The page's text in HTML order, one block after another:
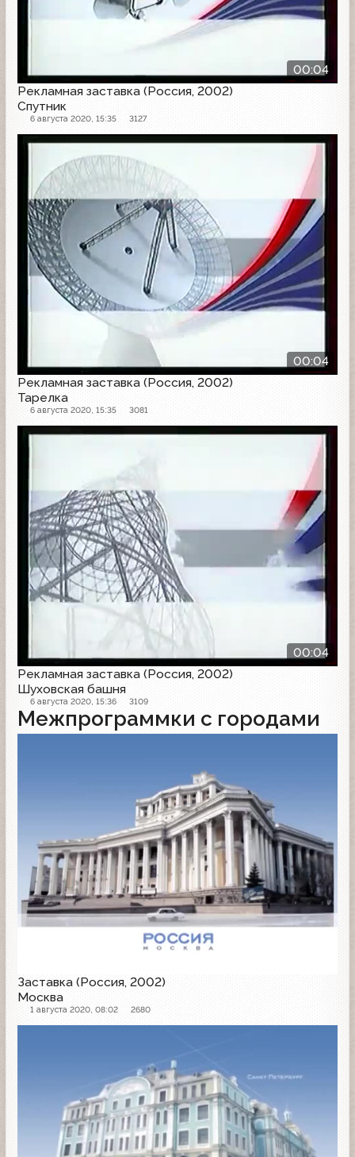
00:04
Рекламная заставка (Россия, 2002)
Спутник
6 августа 2020, 15:35 3127
00:04
Рекламная заставка (Россия, 2002)
Тарелка
6 августа 2020, 15:35 3081
Рекламная заставка
00:04
Рекламная заставка (Россия, 2002)
Шуховская башня
6 августа 2020, 15:36 3109
Рекламная заставка
Межпрограммки с городами
Заставка (Россия, 2002)
Москва
1 августа 2020, 08:02 2680